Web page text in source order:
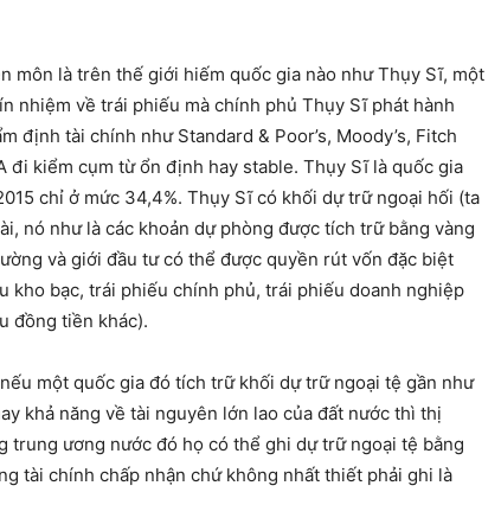
môn là trên thế giới hiếm quốc gia nào như Thụy Sĩ, một
nhiệm về trái phiếu mà chính phủ Thụy Sĩ phát hành
định tài chính như Standard & Poor’s, Moody’s, Fitch
đi kiểm cụm từ ổn định hay stable. Thụy Sĩ là quốc gia
chỉ ở mức 34,4%. Thụy Sĩ có khối dự trữ ngoại hối (ta
nó như là các khoản dự phòng được tích trữ bằng vàng
và giới đầu tư có thể được quyền rút vốn đặc biệt
kho bạc, trái phiếu chính phủ, trái phiếu doanh nghiệp
đồng tiền khác).
một quốc gia đó tích trữ khối dự trữ ngoại tệ gần như
khả năng về tài nguyên lớn lao của đất nước thì thị
trung ương nước đó họ có thể ghi dự trữ ngoại tệ bằng
tài chính chấp nhận chứ không nhất thiết phải ghi là